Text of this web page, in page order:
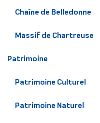
Chaîne de Belledonne
Massif de Chartreuse
Patrimoine
Patrimoine Culturel
Patrimoine Naturel
2026
14:00 - 20:00